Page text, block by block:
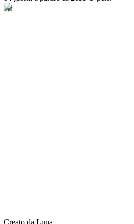
Creato da Luna